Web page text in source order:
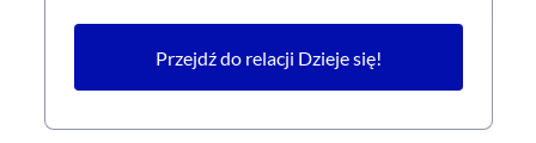
Przejdź do relacji Dzieje się!